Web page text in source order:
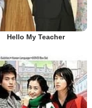
Hello My Teacher